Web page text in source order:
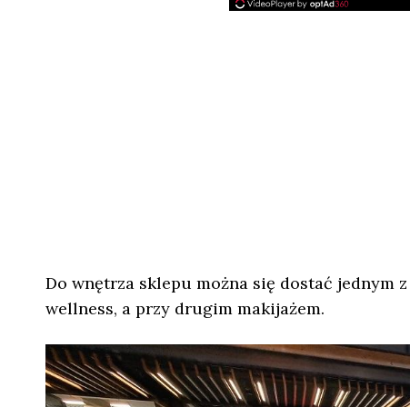
Do wnętrza sklepu można się dostać jednym
wellness, a przy drugim makijażem.